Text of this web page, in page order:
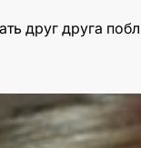
друг друга